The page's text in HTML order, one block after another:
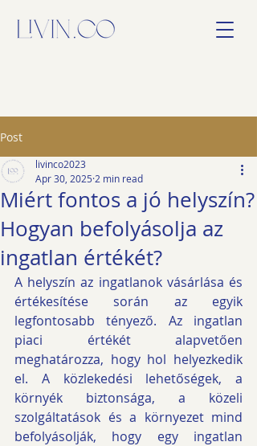
Post
Miért fontos a jó helyszín?
Hogyan befolyásolja az
ingatlan értékét?
livinco2023
Apr 30, 2025 2 min read
A helyszín az ingatlanok vásárlása és
értékesítése során az egyik
legfontosabb tényező. Az ingatlan
piaci értékét alapvetően
meghatározza, hogy hol helyezkedik
el. A közlekedési lehetőségek, a
környék biztonsága, a közeli
szolgáltatások és a környezet mind
befolyásolják, hogy egy ingatlan